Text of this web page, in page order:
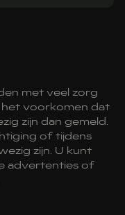
met veel zorg
het voorkomen dat
zijn dan gemeld.
of tijdens
zijn. U kunt
advertenties of